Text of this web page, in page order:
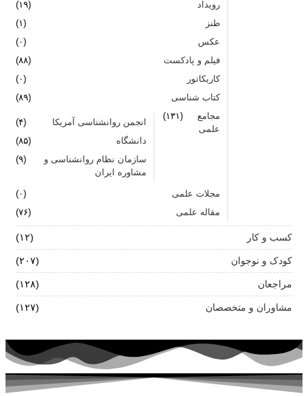
رویداد
(۱۹)
طنز
(۱)
عکس
(۰)
فیلم و پادکست
(۸۸)
کاریکاتور
(۰)
کتاب شناسی
(۸۹)
مجامع
علمی
(۱۳۱)
انجمن روانشناسی آمریکا
(۴)
دانشگاه
(۸۵)
سازمان نظام روانشناسی و
مشاوره ایران
(۹)
مجلات علمی
(۰)
مقاله علمی
(۷۶)
کسب و کار (۱۲)
کودک و نوجوان (۲۰۷)
مراجعان (۱۲۸)
مشاوران و متخصصان (۱۲۷)